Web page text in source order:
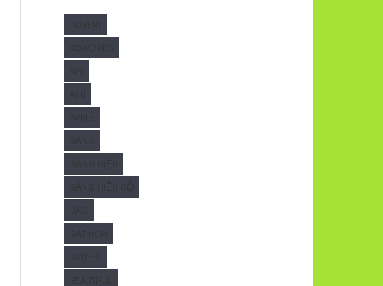
ADVERT
ADWORDS
AIR
ALU
APPLE
BẢNG HIỆU
BẢNG HIỆU GỖ
BÁO
BẠT HCM
BATCHE
BEAUTIFUL